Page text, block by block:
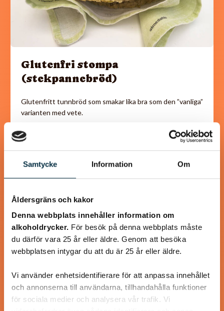
Samtycke Information Om
Åldersgräns och kakor
Denna webbplats innehåller information om
alkoholdrycker. För besök på denna webbplats måste
du därför vara 25 år eller äldre. Genom att besöka
webbplatsen intygar du att du är 25 år eller äldre.
Vi använder enhetsidentifierare för att anpassa innehållet
och annonserna till användarna, tillhandahålla funktioner
för sociala medier och analysera vår trafik. Vi
Glutenfri stompa
(stekpannebröd)
Glutenfritt tunnbröd som smakar lika bra som den ”vanliga”
varianten med vete.